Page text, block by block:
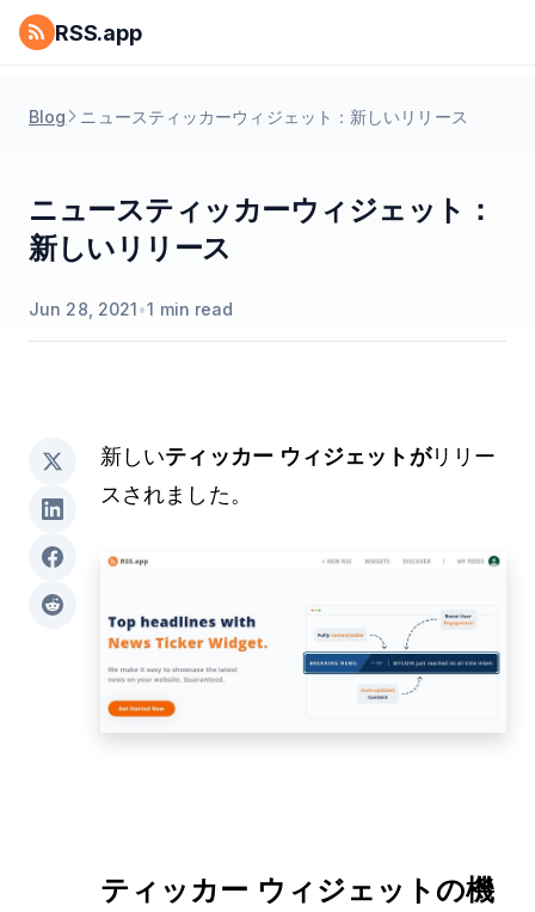
RSS.app
Blog ニュースティッカーウィジェット：新しいリリース
ニュースティッカーウィジェット：
新しいリリース
Jun 28, 2021•1 min read
新しいティッカー ウィジェットがリリー
スされました。
ティッカー ウィジェットの機